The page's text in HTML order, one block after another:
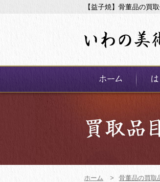
【益子焼】骨董品の買
ホーム > 骨董品の買取